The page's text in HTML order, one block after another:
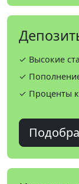
✓ Высокие
✓
✓ Проценты